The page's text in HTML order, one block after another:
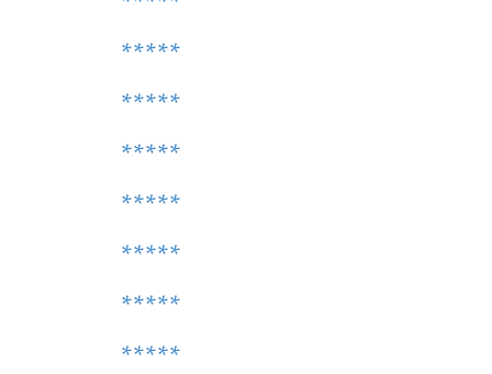
*****
*****
*****
*****
*****
*****
*****